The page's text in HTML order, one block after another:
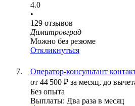
4.0
•
129 отзывов
Димитровград
Можно без резюме
Откликнуться
Оператор-консультант
от 44 500 ₽ за месяц, до
Без опыта
Выплаты: Два раза в месяц